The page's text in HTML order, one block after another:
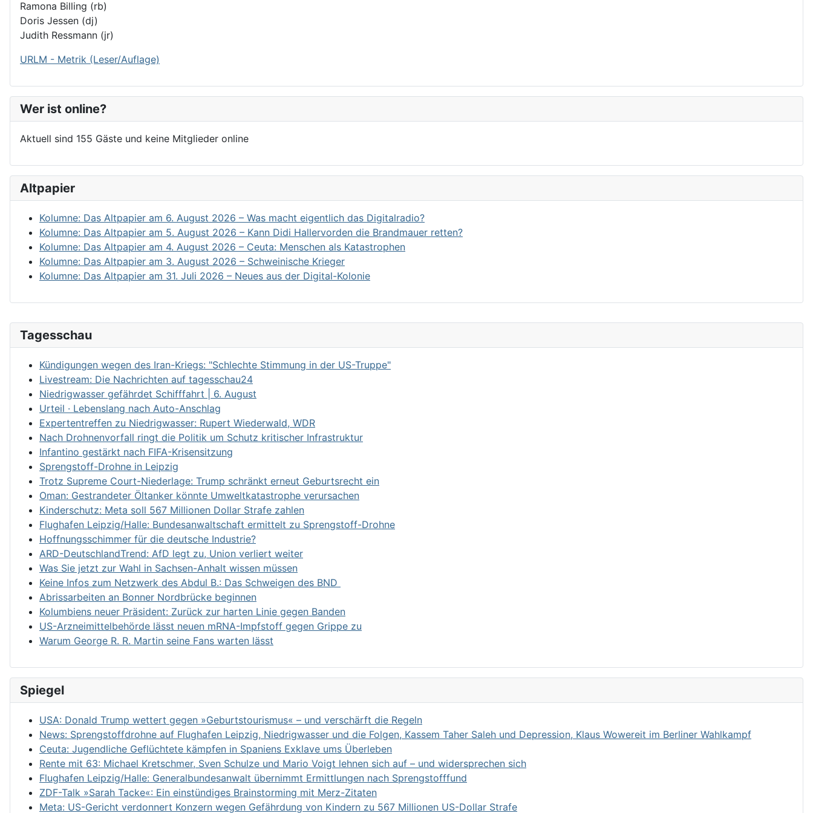
Tagesschau
Kündigungen wegen des Iran-Kriegs: "Schlechte Stimmung in der US-Truppe"
Livestream: Die Nachrichten auf tagesschau24
Niedrigwasser gefährdet Schifffahrt | 6. August
Urteil · Lebenslang nach Auto-Anschlag
Expertentreffen zu Niedrigwasser: Rupert Wiederwald, WDR
Nach Drohnenvorfall ringt die Politik um Schutz kritischer Infrastruktur
Infantino gestärkt nach FIFA-Krisensitzung
Sprengstoff-Drohne in Leipzig
Trotz Supreme Court-Niederlage: Trump schränkt erneut Geburtsrecht ein
Oman: Gestrandeter Öltanker könnte Umweltkatastrophe verursachen
Kinderschutz: Meta soll 567 Millionen Dollar Strafe zahlen
Flughafen Leipzig/Halle: Bundesanwaltschaft ermittelt zu Sprengstoff-Drohne
Hoffnungsschimmer für die deutsche Industrie?
ARD-DeutschlandTrend: AfD legt zu, Union verliert weiter
Was Sie jetzt zur Wahl in Sachsen-Anhalt wissen müssen
Keine Infos zum Netzwerk des Abdul B.: Das Schweigen des BND
Abrissarbeiten an Bonner Nordbrücke beginnen
Kolumbiens neuer Präsident: Zurück zur harten Linie gegen Banden
US-Arzneimittelbehörde lässt neuen mRNA-Impfstoff gegen Grippe zu
Warum George R. R. Martin seine Fans warten lässt
Spiegel
USA: Donald Trump wettert gegen »Geburtstourismus« – und verschärft die Regeln
News: Sprengstoffdrohne auf Flughafen Leipzig, Niedrigwasser und die Folgen, Kassem Taher Saleh und Depression, Klaus Wowereit im Berliner Wahlkampf
Ceuta: Jugendliche Geflüchtete kämpfen in Spaniens Exklave ums Überleben
Rente mit 63: Michael Kretschmer, Sven Schulze und Mario Voigt lehnen sich auf – und widersprechen sich
Flughafen Leipzig/Halle: Generalbundesanwalt übernimmt Ermittlungen nach Sprengstofffund
ZDF-Talk »Sarah Tacke«: Ein einstündiges Brainstorming mit Merz-Zitaten
Meta: US-Gericht verdonnert Konzern wegen Gefährdung von Kindern zu 567 Millionen US-Dollar Strafe
Ramona Billing (rb)
Doris Jessen (dj)
Judith Ressmann (jr)
URLM - Metrik (Leser/Auflage)
Wer ist online?
Aktuell sind 155 Gäste und keine Mitglieder online
Altpapier
Kolumne: Das Altpapier am 6. August 2026 – Was macht eigentlich das Digitalradio?
Kolumne: Das Altpapier am 5. August 2026 – Kann Didi Hallervorden die Brandmauer retten?
Kolumne: Das Altpapier am 4. August 2026 – Ceuta: Menschen als Katastrophen
Kolumne: Das Altpapier am 3. August 2026 – Schweinische Krieger
Kolumne: Das Altpapier am 31. Juli 2026 – Neues aus der Digital-Kolonie